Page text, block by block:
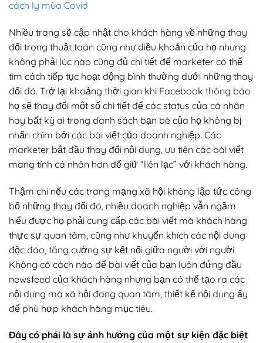
cách ly mùa Covid
Nhiều trang sẽ cập nhật cho khách hàng về những thay
đổi trong thuật toán cũng như điều khoản của họ nhưng
không phải lúc nào cũng đủ chi tiết để marketer có thể
tìm cách tiếp tục hoạt động bình thường dưới những thay
đổi đó. Trở lại khoảng thời gian khi Facebook thông báo
họ sẽ thay đổi một số chi tiết để các status của cá nhân
hay bất kỳ ai trong danh sách bạn bè của họ không bị
nhấn chìm bởi các bài viết của doanh nghiệp. Các
marketer bắt đầu thay đổi nội dung, ưu tiên các bài viết
mang tính cá nhân hơn để giữ “liên lạc” với khách hàng.
Thậm chí nếu các trang mạng xã hội không lập tức công
bố những thay đổi đó, nhiều doanh nghiệp vẫn ngầm
hiểu được họ phải cung cấp các bài viết mà khách hàng
thực sự quan tâm, cũng như khuyến khích các nội dung
độc đáo, tăng cường sự kết nối giữa người với người.
Không có cách nào để bài viết của bạn luôn đứng đầu
newsfeed của khách hàng nhưng bạn có thể tạo ra các
nội dung mà xã hội đang quan tâm, thiết kế nội dung ấy
để phù hợp khách hàng mục tiêu.
Đây có phải là sự ảnh hưởng của một sự kiện đặc biệt